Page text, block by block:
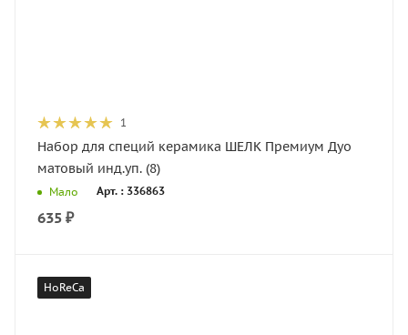
1
Набор для специй керамика ШЕЛК Премиум Дуо
матовый инд.уп. (8)
Мало Арт. : 336863
635 ₽
HoReCa